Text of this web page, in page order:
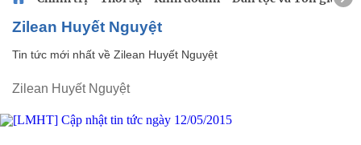
Zilean Huyết Nguyệt
Tin tức mới nhất về Zilean Huyết Nguyệt
Zilean Huyết Nguyệt